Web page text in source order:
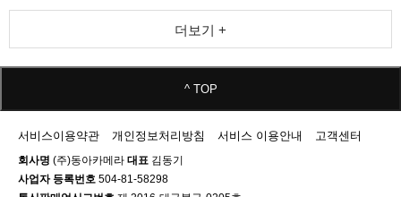
더보기 +
^ TOP
서비스이용약관 개인정보처리방침 서비스 이용안내 고객센터
회사명 (주)동아카메라 대표 김동기
사업자 등록번호 504-81-58298